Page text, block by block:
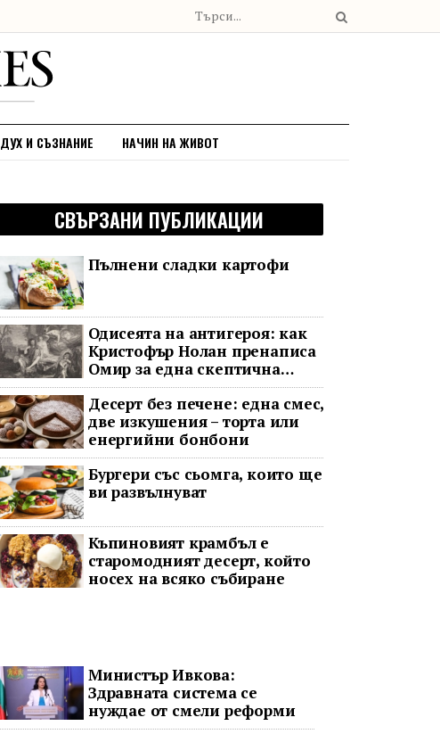
ДУХ И СЪЗНАНИЕ НАЧИН НА ЖИВОТ
СВЪРЗАНИ ПУБЛИКАЦИИ
Пълнени сладки картофи
Одисеята на антигероя: как
Кристофър Нолан пренаписа
Омир за една скептична
епоха
Десерт без печене: една смес,
две изкушения – торта или
енергийни бонбони
Бургери със сьомга, които ще
ви развълнуват
Къпиновият крамбъл е
старомодният десерт, който
носех на всяко събиране
Министър Ивкова:
Здравната система се
нуждае от смели реформи